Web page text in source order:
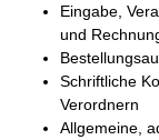
Eingabe,
und
Schriftliche
Verordnern
Allgemeine,